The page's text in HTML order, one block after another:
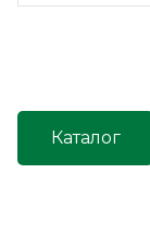
Каталог